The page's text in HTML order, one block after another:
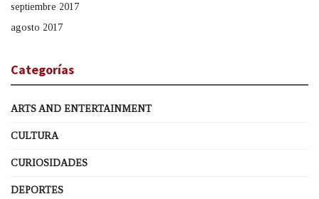
septiembre 2017
agosto 2017
Categorías
ARTS AND ENTERTAINMENT
CULTURA
CURIOSIDADES
DEPORTES